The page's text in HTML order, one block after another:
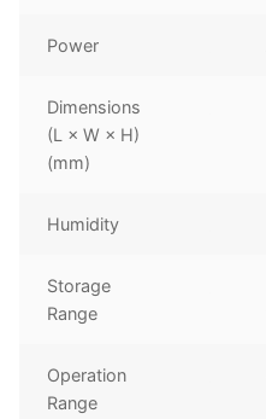
Power
Dimensions
(L × W × H)
(mm)
Humidity
Storage
Range
Operation
Range